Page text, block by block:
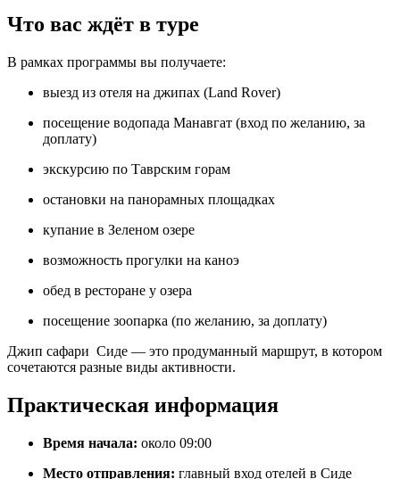
Что вас ждёт в туре
В рамках программы вы получаете:
выезд из отеля на джипах (Land Rover)
посещение водопада Манавгат (вход по желанию, за
доплату)
экскурсию по Таврским горам
остановки на панорамных площадках
купание в Зеленом озере
возможность прогулки на каноэ
обед в ресторане у озера
посещение зоопарка (по желанию, за доплату)
Джип сафари Сиде — это продуманный маршрут, в котором
сочетаются разные виды активности.
Практическая информация
Время начала: около 09:00
Место отправления: главный вход отелей в Сиде